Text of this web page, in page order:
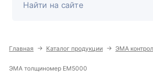
Главная → Каталог продукции → ЭМА
ЭМА толщиномер EM5000